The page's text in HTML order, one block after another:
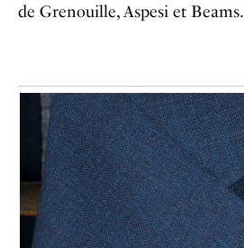
de Grenouille, Aspesi et Beams.